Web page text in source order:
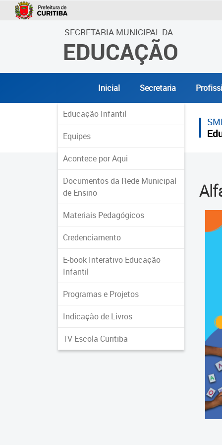
SECRETARIA MUNICIPAL DA
EDUCAÇÃO
Inicial Secretaria
Educação Infantil
Equipes
Acontece por Aqui
Documentos da Rede Municipal
de Ensino
Materiais Pedagógicos
Credenciamento
E-book Interativo Educação
Infantil
Programas e Projetos
Indicação de Livros
TV Escola Curitiba